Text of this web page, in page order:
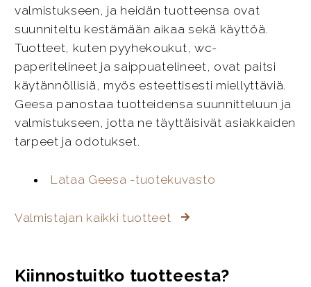
valmistukseen, ja heidän tuotteensa ovat
suunniteltu kestämään aikaa sekä käyttöä.
Tuotteet, kuten pyyhekoukut, wc-
paperitelineet ja saippuatelineet, ovat paitsi
käytännöllisiä, myös esteettisesti miellyttäviä.
Geesa panostaa tuotteidensa suunnitteluun ja
valmistukseen, jotta ne täyttäisivät asiakkaiden
tarpeet ja odotukset.
Lataa Geesa -tuotekuvasto
Valmistajan kaikki tuotteet
Kiinnostuitko tuotteesta?